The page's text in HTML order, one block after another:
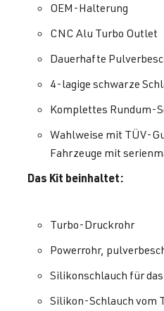
OEM-Halterung
CNC Alu Turbo Outlet
Dauerhafte
4-lagige schwarze
Komplettes Rundum-
Wahlweise mit TÜV-
Fahrzeuge mit
Das Kit beinhaltet:
Turbo-Druckrohr
Powerrohr,
Silikonschlauch für
Silikon-Schlauch vom